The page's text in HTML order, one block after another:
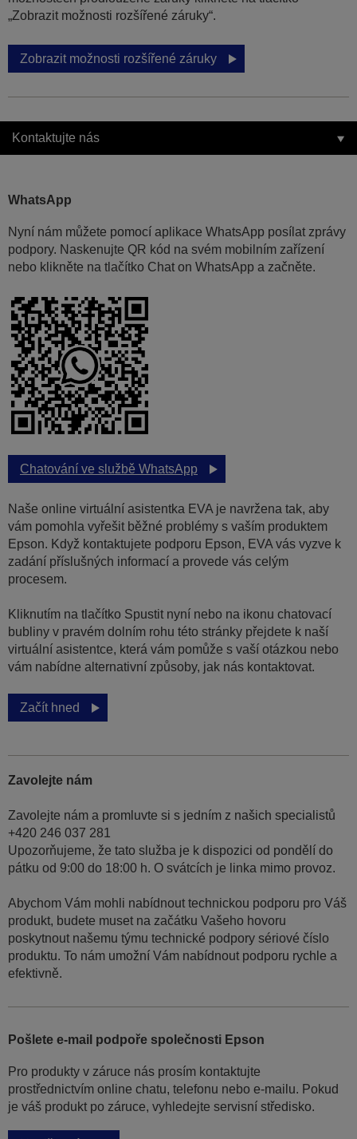
„Zobrazit možnosti rozšířené záruky“.
Zobrazit možnosti rozšířené záruky
Kontaktujte nás
WhatsApp
Nyní nám můžete pomocí aplikace WhatsApp posílat zprávy
podpory. Naskenujte QR kód na svém mobilním zařízení
nebo klikněte na tlačítko Chat on WhatsApp a začněte.
Chatování ve službě WhatsApp
Naše online virtuální asistentka EVA je navržena tak, aby
vám pomohla vyřešit běžné problémy s vaším produktem
Epson. Když kontaktujete podporu Epson, EVA vás vyzve k
zadání příslušných informací a provede vás celým
procesem.
Kliknutím na tlačítko Spustit nyní nebo na ikonu chatovací
bubliny v pravém dolním rohu této stránky přejdete k naší
virtuální asistentce, která vám pomůže s vaší otázkou nebo
vám nabídne alternativní způsoby, jak nás kontaktovat.
Začít hned
Zavolejte nám
Zavolejte nám a promluvte si s jedním z našich specialistů
+420 246 037 281
Upozorňujeme, že tato služba je k dispozici od pondělí do
pátku od 9:00 do 18:00 h. O svátcích je linka mimo provoz.
Abychom Vám mohli nabídnout technickou podporu pro Váš
produkt, budete muset na začátku Vašeho hovoru
poskytnout našemu týmu technické podpory sériové číslo
produktu. To nám umožní Vám nabídnout podporu rychle a
efektivně.
Pošlete e-mail podpoře společnosti Epson
Pro produkty v záruce nás prosím kontaktujte
prostřednictvím online chatu, telefonu nebo e-mailu. Pokud
je váš produkt po záruce, vyhledejte servisní středisko.